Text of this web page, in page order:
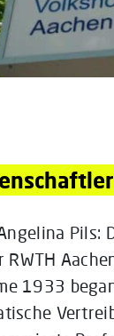
Pils:
RWTH
1933